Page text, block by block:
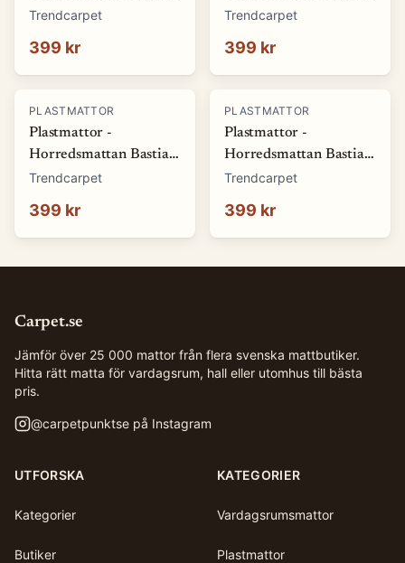
(grön) (Storlek: 70 x 50
Trendcarpet
399 kr
(röd) (Storlek: 70 x 50
Trendcarpet
399 kr
PLASTMATTOR
Plastmattor -
Horredsmattan Bastian
(blå) (Storlek: 70 x 50
Trendcarpet
399 kr
PLASTMATTOR
Plastmattor -
Horredsmattan Bastian
(brun) (Storlek: 70 x 50
Trendcarpet
399 kr
Carpet.se
Jämför över 25 000 mattor från flera svenska mattbutiker.
Hitta rätt matta för vardagsrum, hall eller utomhus till bästa
pris.
@carpetpunktse på Instagram
UTFORSKA
Kategorier
Butiker
KATEGORIER
Vardagsrumsmattor
Plastmattor